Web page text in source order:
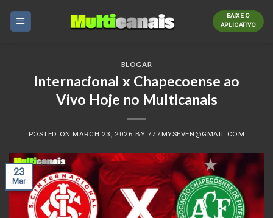
BAIXE O
APLICATIVO
BLOGAR
Internacional x Chapecoense ao
Vivo Hoje no Multicanais
POSTED ON MARCH 23, 2026 BY 777MYSEVEN@GMAIL.COM
23
Mar